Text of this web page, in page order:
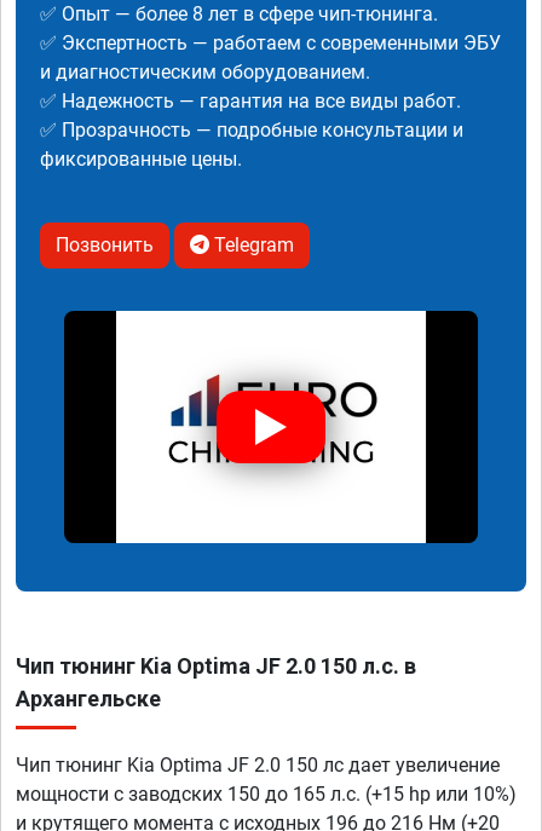
✅ Опыт — более 8 лет в сфере чип-тюнинга.
✅ Экспертность — работаем с современными ЭБУ
и диагностическим оборудованием.
✅ Надежность — гарантия на все виды работ.
✅ Прозрачность — подробные консультации и
фиксированные цены.
Позвонить Telegram
Чип тюнинг Kia Optima JF 2.0 150 л.с. в
Архангельске
Чип тюнинг Kia Optima JF 2.0 150 лс дает увеличение
мощности с заводских 150 до 165 л.с. (+15 hp или 10%)
и крутящего момента с исходных 196 до 216 Нм (+20